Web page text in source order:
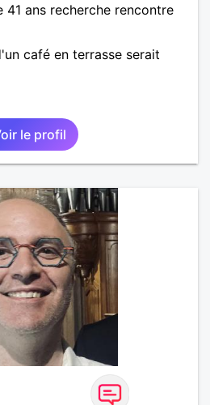
41 ans recherche rencontre
café en terrasse serait
le profil